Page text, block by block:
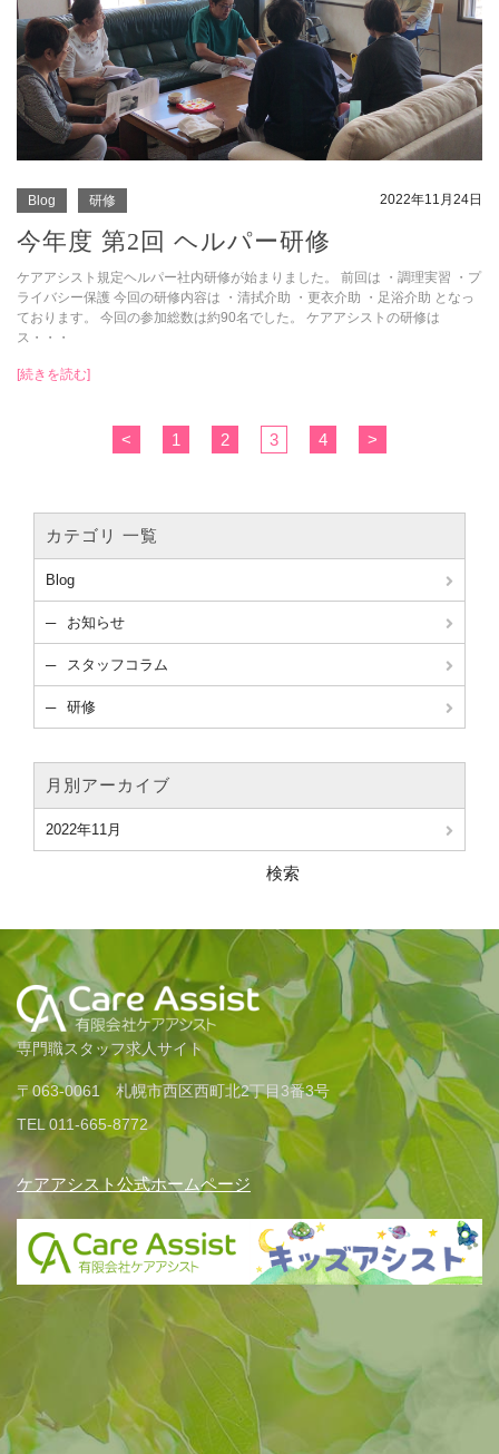
Blog 研修 2022年11月24日
今年度 第2回 ヘルパー研修
ケアアシスト規定ヘルパー社内研修が始まりました。 前回は ・調理実習 ・プ
ライバシー保護 今回の研修内容は ・清拭介助 ・更衣介助 ・足浴介助 となっ
ております。 今回の参加総数は約90名でした。 ケアアシストの研修は
ス・・・
[続きを読む]
< 1 2 3 4 >
カテゴリ 一覧
Blog
お知らせ
スタッフコラム
研修
月別アーカイブ
2022年11月
検索
専門職スタッフ求人サイト
〒063-0061 札幌市西区西町北2丁目3番3号
TEL 011-665-8772
ケアアシスト公式ホームページ